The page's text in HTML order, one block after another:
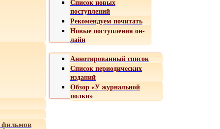
Список новых
поступлений
Рекомендуем почитать
Новые поступления он-
лайн
Аннотированный список
Список периодических
изданий
Обзор «У журнальной
полки»